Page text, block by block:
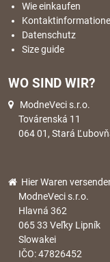
Wie einkaufen
Datenschutz
Size guide
WO SIND WIR?
ModneVeci s.r.o.
Továrenská 11
064 01, Stará
Hier Waren
ModneVeci s.r.o.
Hlavná 362
065 33 Veľky Lipník
Slowakei
IČO: 47826452